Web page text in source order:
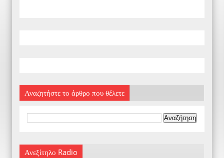
Αναζητήστε το άρθρο που θέλετε
Ανεξίτηλο Radio